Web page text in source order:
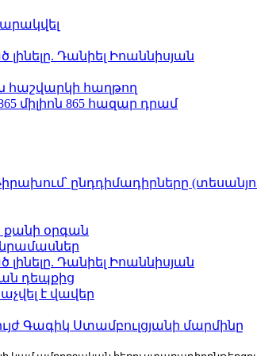
Դանիել Իոաննիսյան
հաղթող
միլիոն 865 հազար դրամ
ընդդիմադիրները
օրգան
Դանիել Իոաննիսյան
դեպքից
է վավեր
Գագիկ Ստամբուլցյանի մարմինը